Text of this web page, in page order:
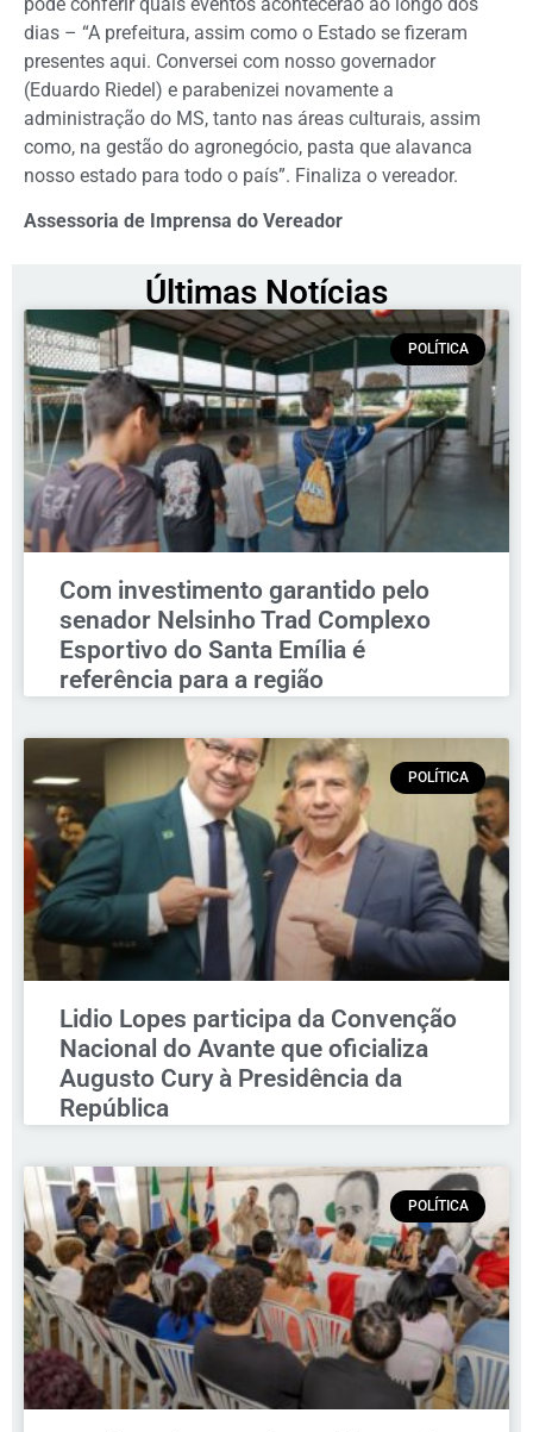
dias – “A prefeitura, assim como o Estado se fizeram
presentes aqui. Conversei com nosso governador
(Eduardo Riedel) e parabenizei novamente a
administração do MS, tanto nas áreas culturais, assim
como, na gestão do agronegócio, pasta que alavanca
nosso estado para todo o país”. Finaliza o vereador.
Assessoria de Imprensa do Vereador
Últimas Notícias
POLÍTICA
Com investimento garantido pelo
senador Nelsinho Trad Complexo
Esportivo do Santa Emília é
referência para a região
POLÍTICA
Lidio Lopes participa da Convenção
Nacional do Avante que oficializa
Augusto Cury à Presidência da
República
POLÍTICA